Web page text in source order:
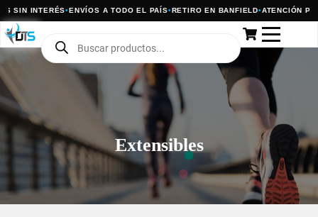
SIN INTERÉS•ENVÍOS A TODO EL PAÍS•RETIRO EN BANFIELD•ATENCIÓN POR
Extensibles